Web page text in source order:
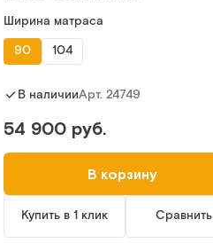
Ширина матраса
90
104
В наличииАрт. 24749
54 900 руб.
В корзину
Купить в 1 клик Сравнить